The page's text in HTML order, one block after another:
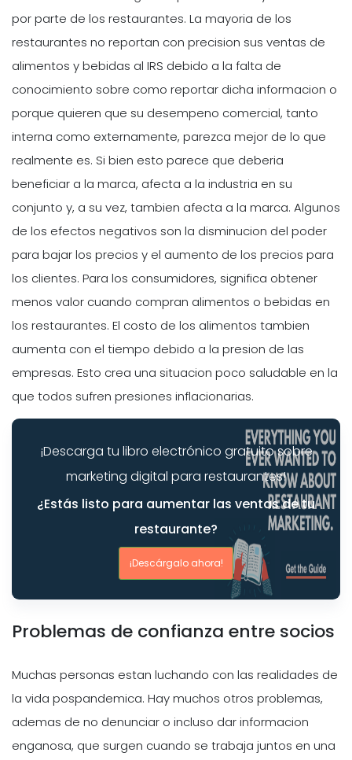
por parte de los restaurantes. La mayoria de los
restaurantes no reportan con precision sus ventas de
alimentos y bebidas al IRS debido a la falta de
conocimiento sobre como reportar dicha informacion o
porque quieren que su desempeno comercial, tanto
interna como externamente, parezca mejor de lo que
realmente es. Si bien esto parece que deberia
beneficiar a la marca, afecta a la industria en su
conjunto y, a su vez, tambien afecta a la marca. Algunos
de los efectos negativos son la disminucion del poder
para bajar los precios y el aumento de los precios para
los clientes. Para los consumidores, significa obtener
menos valor cuando compran alimentos o bebidas en
los restaurantes. El costo de los alimentos tambien
aumenta con el tiempo debido a la presion de las
empresas. Esto crea una situacion poco saludable en la
que todos sufren presiones inflacionarias.
¡Descarga tu libro electrónico gratuito sobre
marketing digital para restaurantes!
¿Estás listo para aumentar las ventas de tu
restaurante?
¡Descárgalo ahora!
Problemas de confianza entre socios
Muchas personas estan luchando con las realidades de
la vida pospandemica. Hay muchos otros problemas,
ademas de no denunciar o incluso dar informacion
enganosa, que surgen cuando se trabaja juntos en una